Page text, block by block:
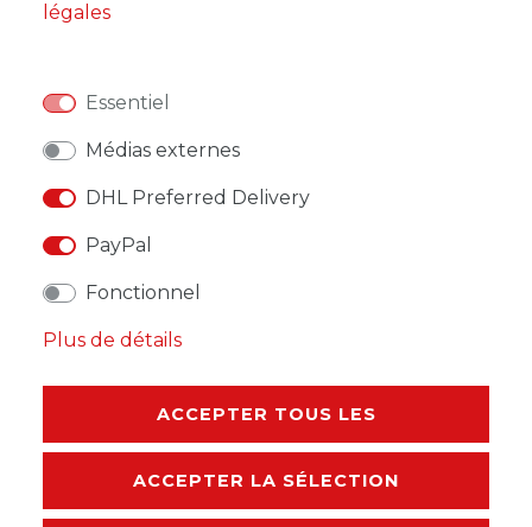
* avec TVA horsFrais de livraison
AUTRES DÉTAILS
RESPONSABLE DE L'UE
FABRICANT
légales
Essentiel
Médias externes
DHL Preferred Delivery
PayPal
Fonctionnel
Plus de détails
ACCEPTER TOUS LES
ACCEPTER LA SÉLECTION